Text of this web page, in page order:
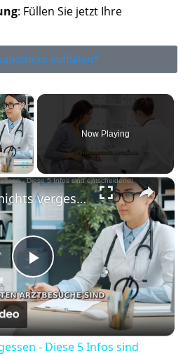
: Füllen Sie jetzt Ihre
auffüllen*
×
Fullscreen
Now Playing
×
Play
Video
Beim Arzt nichts vergessen - Diese 5 Infos sind entscheidend!
- Diese 5 Infos sind